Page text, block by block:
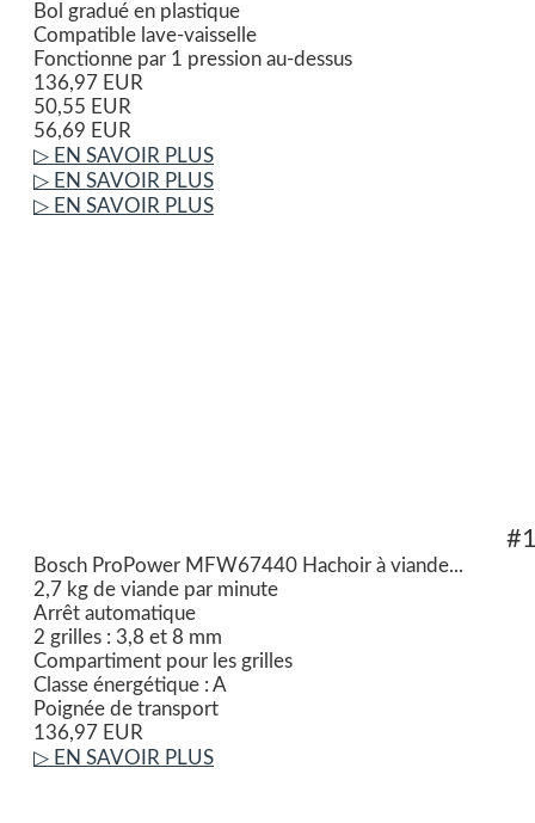
Bol gradué en plastique
Compatible lave-vaisselle
Fonctionne par 1 pression au-dessus
136,97 EUR
50,55 EUR
56,69 EUR
▷ EN SAVOIR PLUS
▷ EN SAVOIR PLUS
▷ EN SAVOIR PLUS
Bosch ProPower MFW67440 Hachoir à viande...
2,7 kg de viande par minute
Arrêt automatique
2 grilles : 3,8 et 8 mm
Compartiment pour les grilles
Classe énergétique : A
Poignée de transport
136,97 EUR
▷ EN SAVOIR PLUS